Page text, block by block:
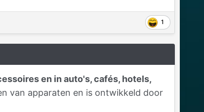
1
en in auto's, cafés, hotels,
van apparaten en is ontwikkeld door